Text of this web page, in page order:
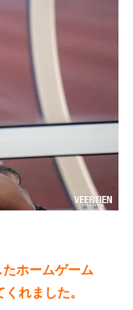
ホームゲーム
れました。